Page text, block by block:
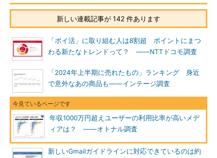
新しい連載記事が 142 件あります
「ポイ活」に取り組む人は8割超 ポイントにまつ
わる新たなトレンドって？ ――NTTドコモ調査
「2024年上半期に売れたもの」ランキング 身近
で意外なあの商品も――インテージ調査
年収1000万円超えユーザーの利用比率が高いメデ
ィアは？ ――オトナル調査
新しいGmailガイドラインに対応できているのは約